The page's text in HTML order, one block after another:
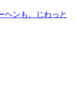
ヘンも、じわっと